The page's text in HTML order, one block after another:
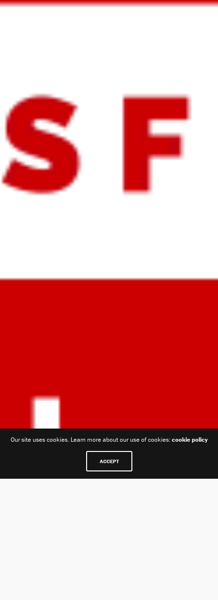
Our site uses cookies. Learn more about our use of cookies:cookie policy
ACCEPT